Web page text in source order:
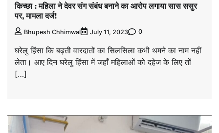
किच्छा : महिला ने देवर संग संबंध बनाने का आरोप लगाया सास ससुर
पर, मामला दर्ज!
Bhupesh Chhimwal July 11, 2023 0
घरेलु हिंसा कि बढ़ती वारदातों का सिलसिला कभी थमने का नाम नहीं
लेता। आए दिन घरेलु हिंसा में जहाँ महिलाओं को दहेज के लिए तों
[…]